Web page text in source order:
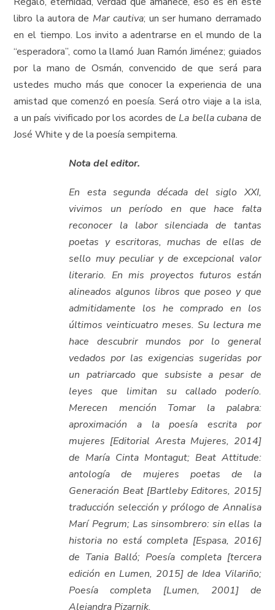
libro la autora de Mar cautiva; un ser humano derramado
en el tiempo. Los invito a adentrarse en el mundo de la
“esperadora”, como la llamó Juan Ramón Jiménez; guiados
por la mano de Osmán, convencido de que será para
ustedes mucho más que conocer la experiencia de una
amistad que comenzó en poesía. Será otro viaje a la isla,
a un país vivificado por los acordes deLa bella cubana de
José White y de la poesía sempiterna.
Nota del editor.
En esta segunda década del siglo XXI,
vivimos un período en que hace falta
reconocer la labor silenciada de tantas
poetas y escritoras, muchas de ellas de
sello muy peculiar y de excepcional valor
literario. En mis proyectos futuros están
alineados algunos libros que poseo y que
admitidamente los he comprado en los
últimos veinticuatro meses. Su lectura me
hace descubrir mundos por lo general
vedados por las exigencias sugeridas por
un patriarcado que subsiste a pesar de
leyes que limitan su callado poderío.
Merecen mención Tomar la palabra:
aproximación a la poesía escrita por
mujeres [Editorial Aresta Mujeres, 2014]
de María Cinta Montagut; Beat Attitude:
antología de mujeres poetas de la
Generación Beat [Bartleby Editores, 2015]
traducción selección y prólogo de Annalisa
Marí Pegrum; Las sinsombrero: sin ellas la
historia no está completa [Espasa, 2016]
de Tania Balló; Poesía completa [tercera
edición en Lumen, 2015] de Idea Vilariño;
Poesía completa [Lumen, 2001] de
Alejandra Pizarnik.